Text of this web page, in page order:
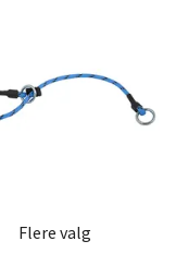
Flere valg